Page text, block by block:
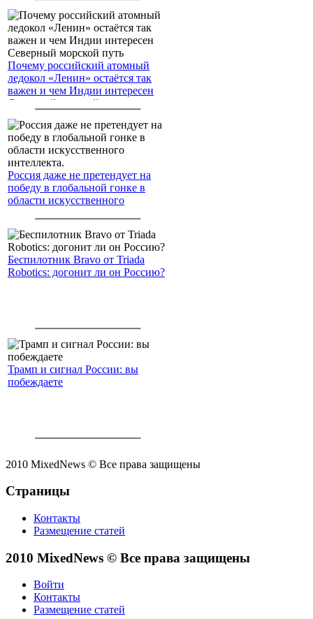
Почему российский атомный
ледокол «Ленин» остаётся так
важен и чем Индии интересен
Северный морской путь
Россия даже не претендует на
победу в глобальной гонке в
области искусственного
Беспилотник Bravo от Triada
Robotics: догонит ли он Россию?
Трамп и сигнал России: вы
побеждаете
2010 MixedNews © Все права защищены
Страницы
Контакты
Размещение статей
2010 MixedNews © Все права защищены
Войти
Контакты
Размещение статей